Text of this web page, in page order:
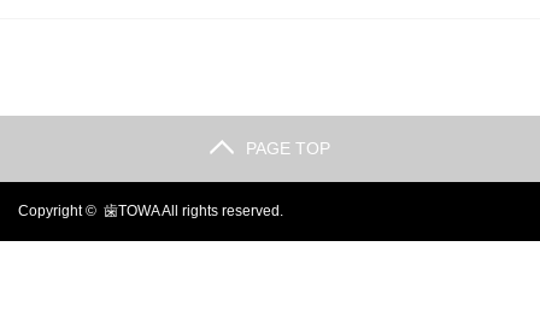
PAGE TOP
Copyright © 歯TOWAAll rights reserved.